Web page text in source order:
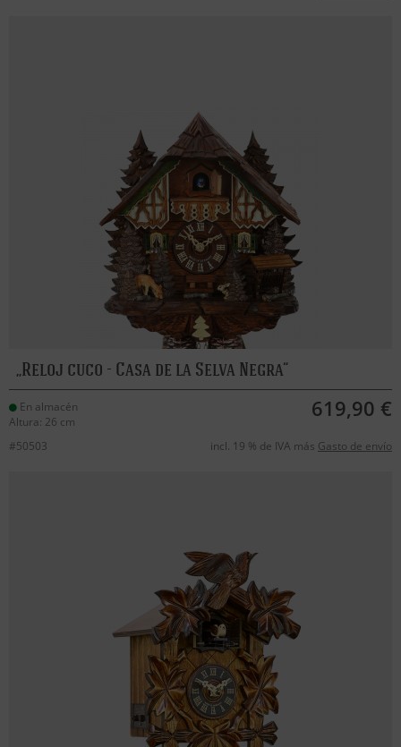
Reloj cuco - Casa de la Selva Negra
En almacén
Altura: 26 cm
619,90 €
#50503 incl. 19 % de IVA más Gasto de envío